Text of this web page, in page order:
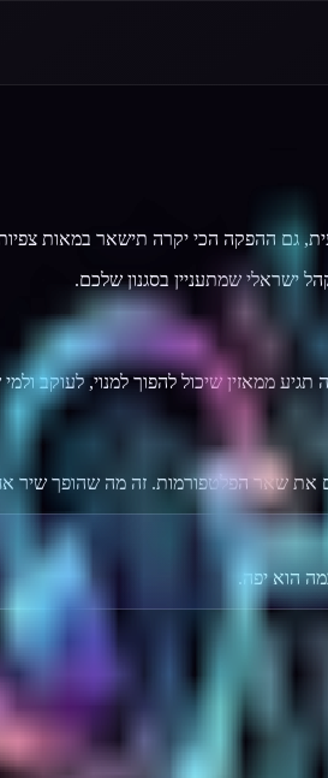
גם ההפקה הכי יקרה תישאר במאות
תגיע ממאזין שיכול להפוך למנוי, לעוקב
גם את שאר הפלטפורמות. זה מה שהופך שיר
הוא יפה.